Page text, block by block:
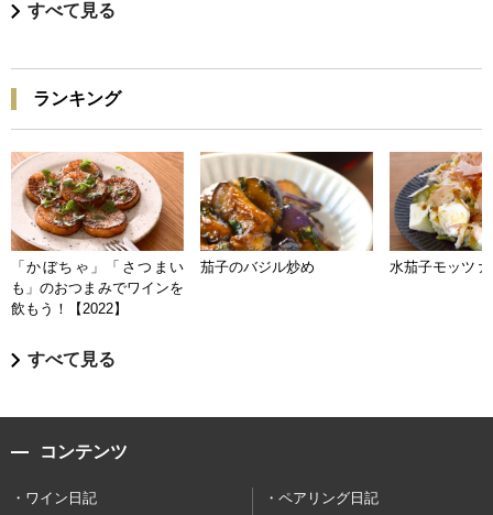
すべて見る
ランキング
「かぼちゃ」「さつまい
も」のおつまみでワインを
飲もう！【2022】
茄子のバジル炒め 水茄子モッツァ
すべて見る
コンテンツ
ワイン日記
ペアリング日記